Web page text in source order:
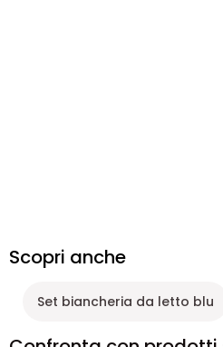
Scopri anche
Set biancheria da letto blu